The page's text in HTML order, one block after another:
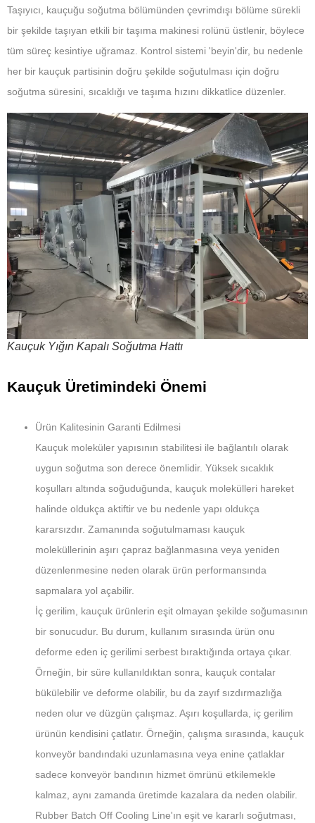
Taşıyıcı, kauçuğu soğutma bölümünden çevrimdışı bölüme sürekli
bir şekilde taşıyan etkili bir taşıma makinesi rolünü üstlenir, böylece
tüm süreç kesintiye uğramaz. Kontrol sistemi 'beyin'dir, bu nedenle
her bir kauçuk partisinin doğru şekilde soğutulması için doğru
soğutma süresini, sıcaklığı ve taşıma hızını dikkatlice düzenler.
Kauçuk Yığın Kapalı Soğutma Hattı
Kauçuk Üretimindeki Önemi
Ürün Kalitesinin Garanti Edilmesi
Kauçuk moleküler yapısının stabilitesi ile bağlantılı olarak
uygun soğutma son derece önemlidir. Yüksek sıcaklık
koşulları altında soğuduğunda, kauçuk molekülleri hareket
halinde oldukça aktiftir ve bu nedenle yapı oldukça
kararsızdır. Zamanında soğutulmaması kauçuk
moleküllerinin aşırı çapraz bağlanmasına veya yeniden
düzenlenmesine neden olarak ürün performansında
sapmalara yol açabilir.
İç gerilim, kauçuk ürünlerin eşit olmayan şekilde soğumasının
bir sonucudur. Bu durum, kullanım sırasında ürün onu
deforme eden iç gerilimi serbest bıraktığında ortaya çıkar.
Örneğin, bir süre kullanıldıktan sonra, kauçuk contalar
bükülebilir ve deforme olabilir, bu da zayıf sızdırmazlığa
neden olur ve düzgün çalışmaz. Aşırı koşullarda, iç gerilim
ürünün kendisini çatlatır. Örneğin, çalışma sırasında, kauçuk
konveyör bandındaki uzunlamasına veya enine çatlaklar
sadece konveyör bandının hizmet ömrünü etkilemekle
kalmaz, aynı zamanda üretimde kazalara da neden olabilir.
Rubber Batch Off Cooling Line'ın eşit ve kararlı soğutması,